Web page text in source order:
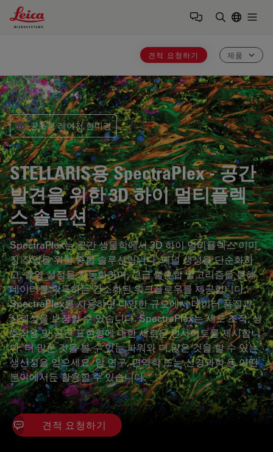
Leica Microsystems Logo
견적 요청하기 제품
⋯ 공초점 레이저 현미경
STELLARIS용 SpectraPlex- 공간
발견을 위한 3D 하이 멀티플렉
스 솔루션
SpectraPlex는 공간 생물학에서 3D 하이 멀티플렉스 이미
징 작업을 위한 종합 솔루션입니다. 패널 생성을 단순화하
고, 촬영 설정을 자동화하며, 고급 불혼합 알고리즘을 통해
데이터를 획득하는 간소화된 워크플로우를 제공합니다.
SpectraPlex를 사용하면 다양한 규모에서 데이터 품질과
신뢰성을 보장할 수 있습니다. SpectraPlex는 세포 조직, 상
호작용 및 공간 표현형에 대한 새로운 인사이트를 제시합니
다. 더 많은 것을 볼 수 있는 파워와 더 많은 것을 할 수 있는
생산성을 얻으세요. 암 연구, 면역학 또는 신경과학 등 어떤
분야에서든 활용할 수 있습니다.
견적 요청하기